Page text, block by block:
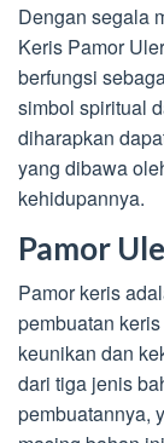
Dengan segala
Keris Pamor
berfungsi
simbol spiritual
diharapkan
yang dibawa
kehidupannya.
Pamor
Pamor keris
pembuatan
keunikan dan
dari tiga jenis
pembuatannya,